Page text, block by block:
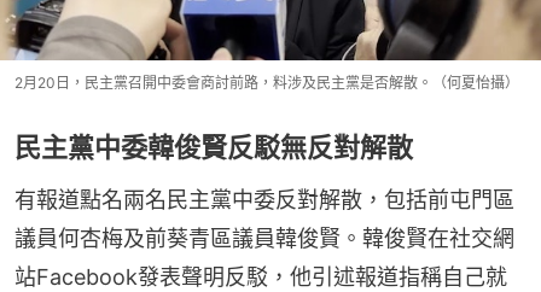
2月20日，民主黨召開中委會商討前路，料涉及民主黨是否解散。（何夏怡攝）
民主黨中委韓俊賢反駁無反對解散
有報道點名兩名民主黨中委反對解散，包括前屯門區
議員何杏梅及前葵青區議員韓俊賢。韓俊賢在社交網
站Facebook發表聲明反駁，他引述報道指稱自己就